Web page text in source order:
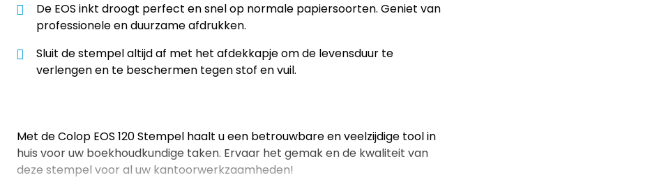
De EOS inkt droogt perfect en snel op normale papiersoorten. Geniet van
professionele en duurzame afdrukken.
Sluit de stempel altijd af met het afdekkapje om de levensduur te
verlengen en te beschermen tegen stof en vuil.
Met de Colop EOS 120 Stempel haalt u een betrouwbare en veelzijdige tool in
huis voor uw boekhoudkundige taken. Ervaar het gemak en de kwaliteit van
deze stempel voor al uw kantoorwerkzaamheden!